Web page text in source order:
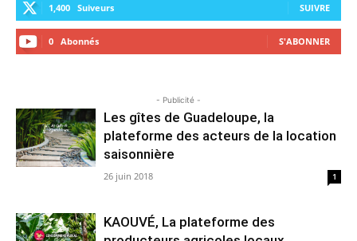
1,400 Suiveurs SUIVRE
0 Abonnés S'ABONNER
- Publicité -
Les gîtes de Guadeloupe, la
plateforme des acteurs de la location
saisonnière
26 juin 2018 1
KAOUVÉ, La plateforme des